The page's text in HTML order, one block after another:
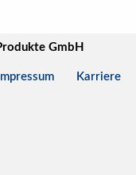
GmbH
Impressum
Karriere